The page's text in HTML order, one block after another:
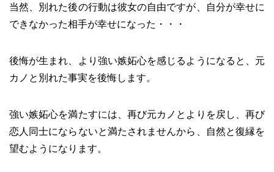
当然、別れた後の行動は彼女の自由ですが、自分が幸せに
できなかった相手が幸せになった・・・
後悔が生まれ、より強い嫉妬心を感じるようになると、元
カノと別れた事実を後悔します。
強い嫉妬心を満たすには、再び元カノとよりを戻し、再び
恋人同士にならないと満たされませんから、自然と復縁を
望むようになります。